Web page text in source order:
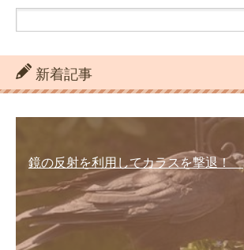
新着記事
鏡の反射を利用してカラスを撃退！